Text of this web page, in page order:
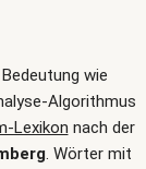
wie
Algorithmus
Lexikon nach der
. Wörter mit